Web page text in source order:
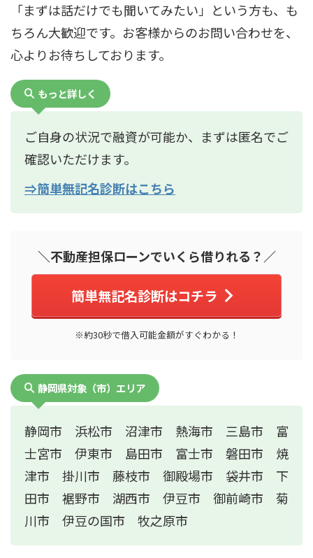
「まずは話だけでも聞いてみたい」という方も、も
ちろん大歓迎です。お客様からのお問い合わせを、
心よりお待ちしております。
もっと詳しく
ご自身の状況で融資が可能か、まずは匿名でご
確認いただけます。
⇒簡単無記名診断はこちら
＼不動産担保ローンでいくら借りれる？／
簡単無記名診断はコチラ
※約30秒で借入可能金額がすぐわかる！
静岡県対象（市）エリア
静岡市 浜松市 沼津市 熱海市 三島市 富
士宮市 伊東市 島田市 富士市 磐田市 焼
津市 掛川市 藤枝市 御殿場市 袋井市 下
田市 裾野市 湖西市 伊豆市 御前崎市 菊
川市 伊豆の国市 牧之原市